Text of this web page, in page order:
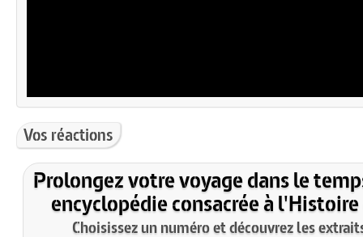
Vos réactions
Prolongez votre voyage dans le
encyclopédie consacrée à l'Histoire
Choisissez un numéro et découvrez les